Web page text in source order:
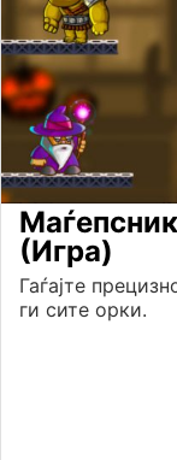
(Игра)
Гаѓајте
ги сите орки.